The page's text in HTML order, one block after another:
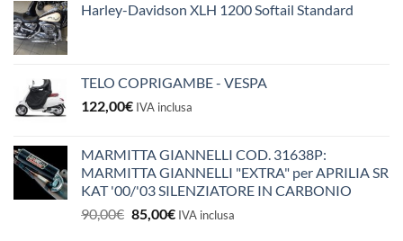
Harley-Davidson XLH 1200 Softail Standard
TELO COPRIGAMBE - VESPA
122,00€ IVA inclusa
MARMITTA GIANNELLI COD. 31638P:
MARMITTA GIANNELLI "EXTRA" per APRILIA SR
KAT '00/'03 SILENZIATORE IN CARBONIO
90,00€ Il
85,00€IlIVA inclusa